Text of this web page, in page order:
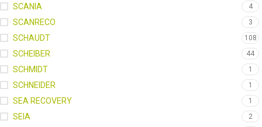
SCANIA 4
SCANRECO 3
SCHAUDT 108
SCHEIBER 44
SCHMIDT 1
SCHNEIDER 1
SEA RECOVERY 1
SEIA 2